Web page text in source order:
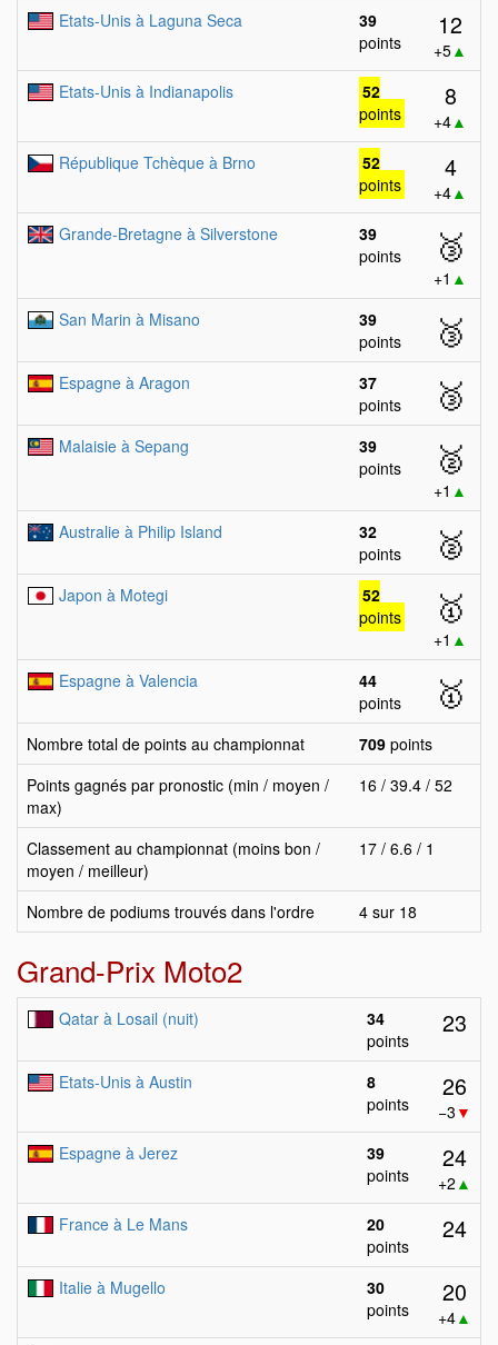
Etats-Unis à Laguna Seca
39
points
12
+5▲
Etats-Unis à Indianapolis
52
points
8
+4▲
République Tchèque à Brno
52
points
4
+4▲
Grande-Bretagne à Silverstone
39
points
🥉
+1 ▲
San Marin à Misano
39
points
🥉
Espagne à Aragon
37
points
🥉
Malaisie à Sepang
39
points
🥈
+1 ▲
Australie à Philip Island
32
points
🥈
Japon à Motegi
52
points
🥇
+1 ▲
Espagne à Valencia
44
points
🥇
Nombre total de points au championnat 709 points
Points gagnés par pronostic (min / moyen /
max)
16 / 39.4 / 52
Classement au championnat (moins bon /
moyen / meilleur)
17 / 6.6 / 1
Nombre de podiums trouvés dans l'ordre 4 sur 18
Grand-Prix Moto2
Qatar à Losail (nuit)
34
points
23
Etats-Unis à Austin
8
points
26
−3 ▼
Espagne à Jerez
39
points
24
+2 ▲
France à Le Mans
20
points
24
Italie à Mugello
30
points
20
+4▲